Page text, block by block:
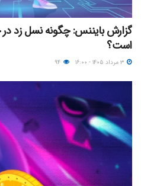
گزارش بایننس: چگونه نسل زد در
است؟